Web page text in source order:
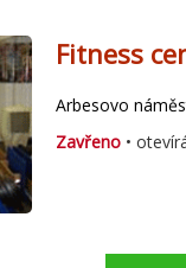
Fitness
Arbesovo
Zavřeno •